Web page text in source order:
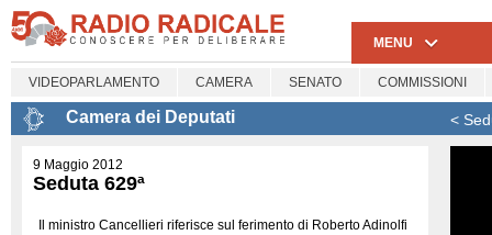
MENU
VIDEOPARLAMENTO CAMERA SENATO COMMISSIONI
Camera dei Deputati <
9 Maggio 2012
Seduta 629ª
Il ministro Cancellieri riferisce sul ferimento di Roberto Adinolfi